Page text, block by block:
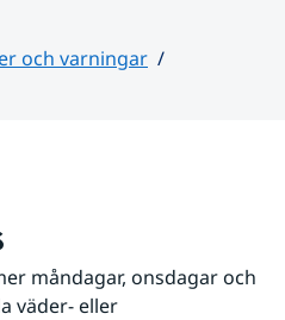
och varningar
måndagar, onsdagar och
väder- eller